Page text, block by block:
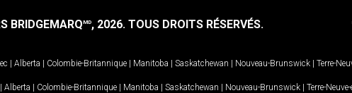
BRIDGEMARQMD, 2026. TOUS DROITS RÉSERVÉS.
| Alberta | Colombie-Britannique | Manitoba | Saskatchewan | Nouveau-Brunswick | Terre-
| Alberta | Colombie-Britannique | Manitoba | Saskatchewan | Nouveau-Brunswick | Terre-